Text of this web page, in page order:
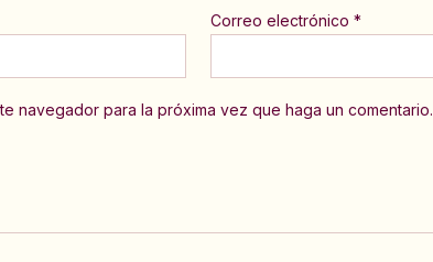
Correo electrónico*
navegador para la próxima vez que haga un comentario.